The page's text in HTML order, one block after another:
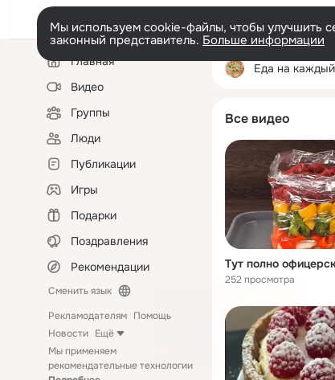
Мы используем cookie-файлы, чтобы улучшить
законный представитель. Больше информации
Левая
колонкаГлавная
Видео
Группы
Люди
Публикации
Игры
Подарки
Поздравления
Рекомендации
Сменить язык
Рекламодателям Помощь
Новости Ещё
Мы применяем
рекомендательные технологии
Еда на
Все видео
252 просмотра